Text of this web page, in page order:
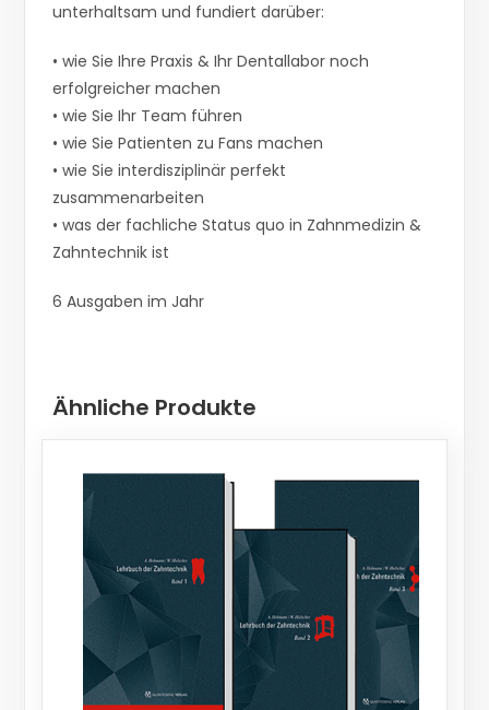
unterhaltsam und fundiert darüber:
• wie Sie Ihre Praxis & Ihr Dentallabor noch
erfolgreicher machen
• wie Sie Ihr Team führen
• wie Sie Patienten zu Fans machen
• wie Sie interdisziplinär perfekt
zusammenarbeiten
• was der fachliche Status quo in Zahnmedizin &
Zahntechnik ist
6 Ausgaben im Jahr
Ähnliche Produkte